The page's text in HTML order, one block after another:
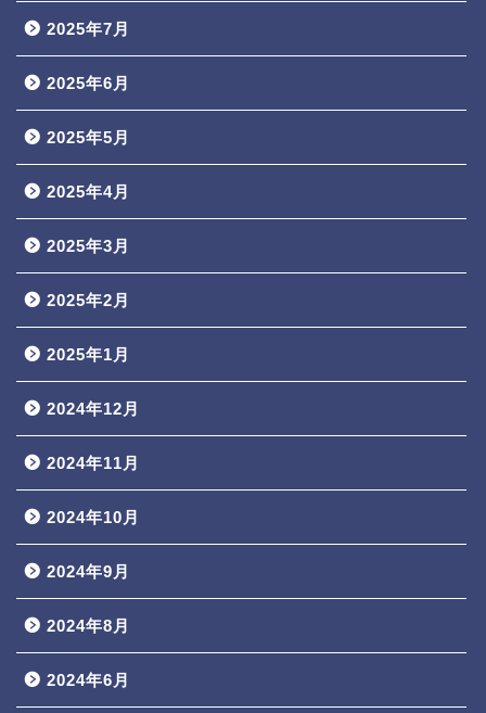
2025年7月
2025年6月
2025年5月
2025年4月
2025年3月
2025年2月
2025年1月
2024年12月
2024年11月
2024年10月
2024年9月
2024年8月
2024年6月